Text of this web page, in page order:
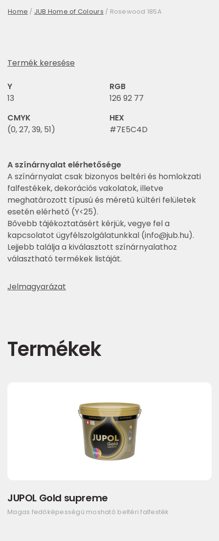
Home / JUB Home of Colours / Rosewood 185A
Termék keresése
Y
13
RGB
126 92 77
CMYK
(0, 27, 39, 51)
HEX
#7E5C4D
A színárnyalat elérhetősége
A színárnyalat csak bizonyos beltéri és homlokzati
falfestékek, dekorációs vakolatok, illetve
meghatározott típusú és méretű kültéri felületek
esetén elérhető (Y<25).
Bővebb tájékoztatásért kérjük, vegye fel a
kapcsolatot ügyfélszolgálatunkkal (info@jub.hu).
Lejjebb találja a kiválasztott színárnyalathoz
választható termékek listáját.
Jelmagyarázat
Termékek
JUPOL Gold supreme
Magas fedőképességű mosható beltéri falfesték